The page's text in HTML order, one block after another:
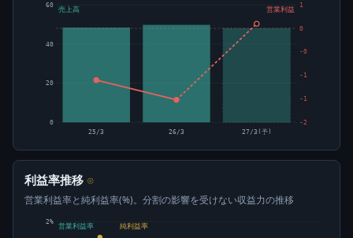
0
20
40
60
-2
-1
-1
-0
0
1
25/3 26/3 27/3(予)
売上高 営業利益
利益率推移 ⊙
営業利益率と純利益率(%)。分割の影響を受けない収益力の推移
2%
営業利益率 純利益率